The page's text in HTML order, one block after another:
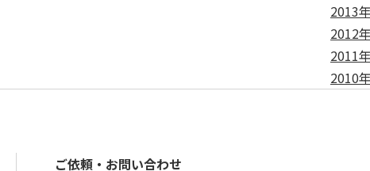
2013年
2012年
2011年
2010年
ご依頼・お問い合わせ